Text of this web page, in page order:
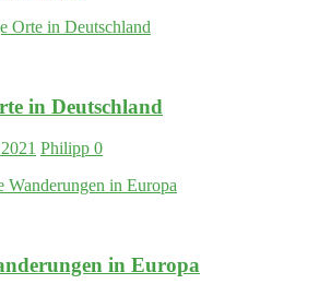
in Deutschland
Philipp 0
in Europa